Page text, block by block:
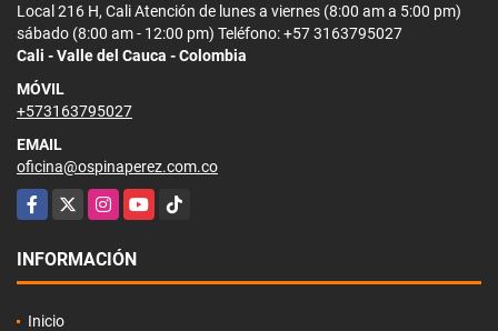
Local 216 H, Cali Atención de lunes a viernes (8:00 am a 5:00 pm)
sábado (8:00 am - 12:00 pm) Teléfono: +57 3163795027
Cali - Valle del Cauca - Colombia
MÓVIL
+573163795027
EMAIL
oficina@ospinaperez.com.co
Facebook
X InstagramYouTubeTikTok
INFORMACIÓN
Inicio